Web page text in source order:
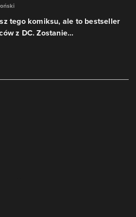
tego komiksu, ale to bestseller
z DC. Zostanie...